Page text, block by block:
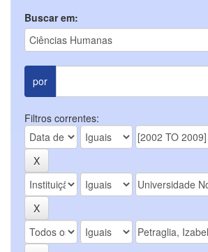
Buscar em:
por
Filtros correntes: